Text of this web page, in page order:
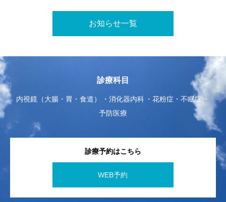
お知らせ一覧
診療科目
内視鏡（大腸・胃・食道） 消化器内科
花粉症・不眠症
予防医療
診療予約はこちら
WEB予約